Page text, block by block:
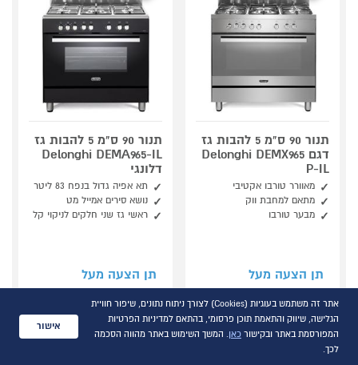
תנור 90 ס"מ 5 להבות גז
דגם Delonghi DEMX965
P-IL
מאוורר טורבו אקטיבי
מתאם למחבת ווק
מבער טורבו
תן הצעה מעל
5,734
למידע ורכישה
תנור 90 ס"מ 5 להבות גז
Delonghi DEMA965-IL
דלונגי
תא אפיה גדול בנפח 83 ליטר
נושא סירים אמייל מט
ראשי גז שני חלקים לניקוי קל
תן הצעה מעל
5,504
למידע ורכישה
אתר זה משתמש בעוגיות (Cookies) לצורך ניתוח נתונים, שיפור חוויית
הגלישה, שיווק והתאמת תוכן פרסומי, בהתאם למדיניות הפרטיות
המפורסמת באתר ובקישור כאן. המשך השימוש באתר מהווה הסכמה
לכך.
אישור